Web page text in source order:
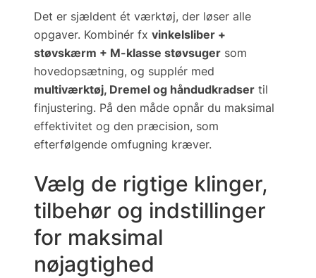
Det er sjældent ét værktøj, der løser alle
opgaver. Kombinér fx vinkelsliber +
støvskærm + M-klasse støvsuger som
hovedopsætning, og supplér med
multiværktøj, Dremel og håndudkradser til
finjustering. På den måde opnår du maksimal
effektivitet og den præcision, som
efterfølgende omfugning kræver.
Vælg de rigtige klinger,
tilbehør og indstillinger
for maksimal
nøjagtighed